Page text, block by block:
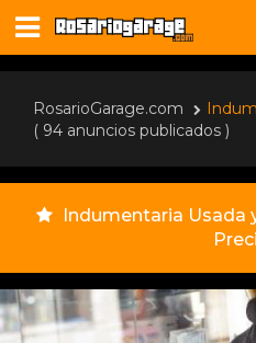
RosarioGarage.com
( 94 anuncios publicados )
Indumentaria Usada